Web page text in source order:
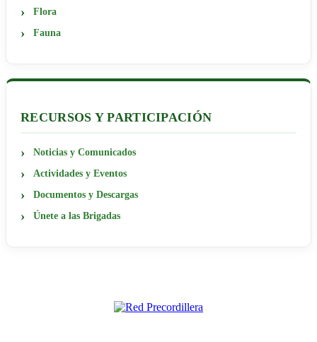
Flora
Fauna
RECURSOS Y PARTICIPACIÓN
Noticias y Comunicados
Actividades y Eventos
Documentos y Descargas
Únete a las Brigadas